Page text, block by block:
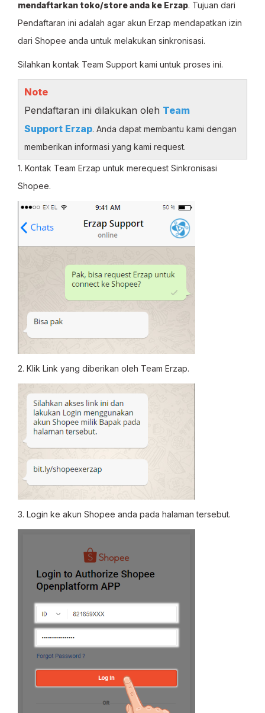
mendaftarkan toko/store anda ke Erzap. Tujuan dari
Pendaftaran ini adalah agar akun Erzap mendapatkan izin
dari Shopee anda untuk melakukan sinkronisasi.
Silahkan kontak Team Support kami untuk proses ini.
Note
Pendaftaran ini dilakukan oleh Team
Support Erzap. Anda dapat membantu kami dengan
memberikan informasi yang kami request.
1. Kontak Team Erzap untuk merequest Sinkronisasi
Shopee.
2. Klik Link yang diberikan oleh Team Erzap.
3. Login ke akun Shopee anda pada halaman tersebut.